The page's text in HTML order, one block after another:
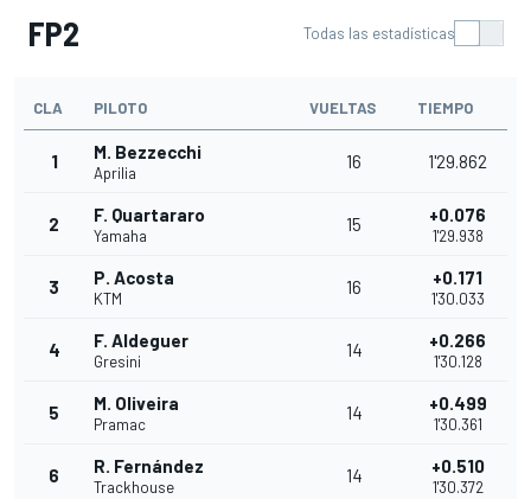
FP2 Todas las estadísticas
CLA PILOTO VUELTAS TIEMPO
1 M. Bezzecchi
Aprilia
16 1'29.862
2 F. Quartararo
Yamaha
15 +0.076
1'29.938
3 P. Acosta
KTM
16 +0.171
1'30.033
4 F. Aldeguer
Gresini
14 +0.266
1'30.128
5 M. Oliveira
Pramac
14 +0.499
1'30.361
6 R. Fernández
Trackhouse
14 +0.510
1'30.372